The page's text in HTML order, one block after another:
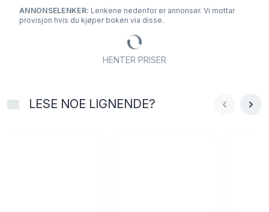
ANNONSELENKER: Lenkene nedenfor er annonser. Vi mottar
provisjon hvis du kjøper boken via disse.
HENTER PRISER
LESE NOE LIGNENDE?